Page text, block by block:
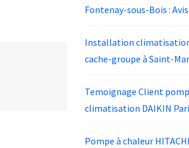
Fontenay-sous-Bois :
Installation
cache-groupe à Saint-
Temoignage Client
climatisation DAIKIN
Pompe à chaleur